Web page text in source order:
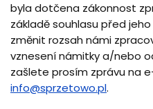
byla dotčena zákonnost
základě souhlasu před
změnit rozsah námi
vznesení námitky a/nebo
zašlete prosím zprávu na
info@sprzetowo.pl.